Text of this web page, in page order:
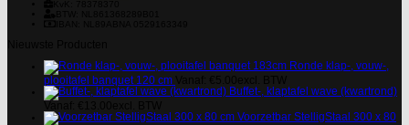
Ronde klap-, vouw-,
plooitafel banquet 120 cm
Buffet-, klaptafel wave (kwartrond)
Voorzetbar StelligStaal 300 x 80